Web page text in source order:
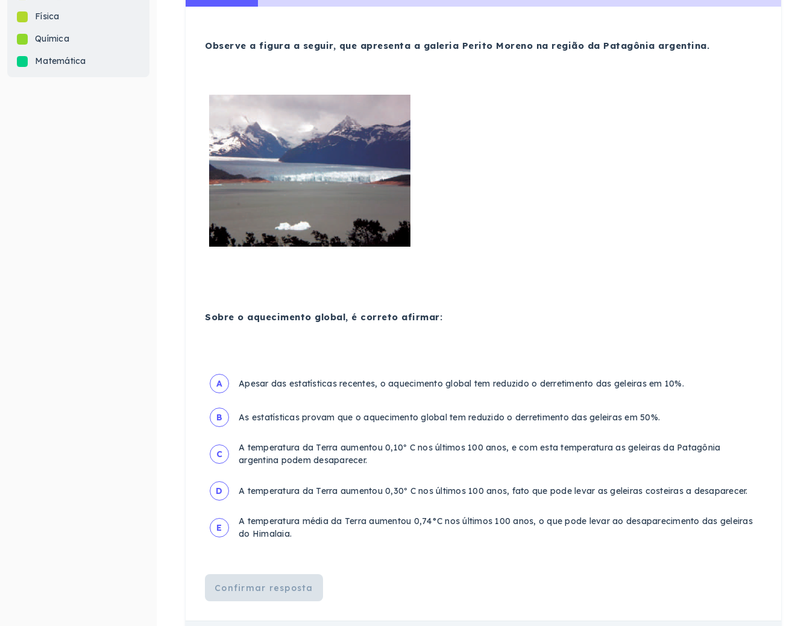
Física
Química
Matemática
Observe a figura a seguir, que apresenta a galeria Perito Moreno na região da Patagônia argentina.
Sobre o aquecimento global, é correto afirmar:
A Apesar das estatísticas recentes, o aquecimento global tem reduzido o derretimento das geleiras em 10%.
B As estatísticas provam que o aquecimento global tem reduzido o derretimento das geleiras em 50%.
C
A temperatura da Terra aumentou 0,10º C nos últimos 100 anos, e com esta temperatura as geleiras da Patagônia
argentina podem desaparecer.
D A temperatura da Terra aumentou 0,30º C nos últimos 100 anos, fato que pode levar as geleiras costeiras a desaparecer.
E
A temperatura média da Terra aumentou 0,74°C nos últimos 100 anos, o que pode levar ao desaparecimento das geleiras
do Himalaia.
Confirmar resposta